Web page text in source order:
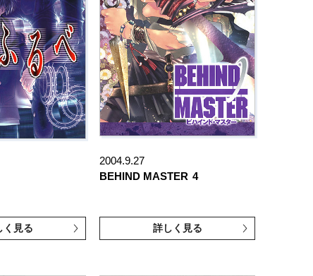
く見る
2004.9.27
BEHIND MASTER 4
詳しく見る